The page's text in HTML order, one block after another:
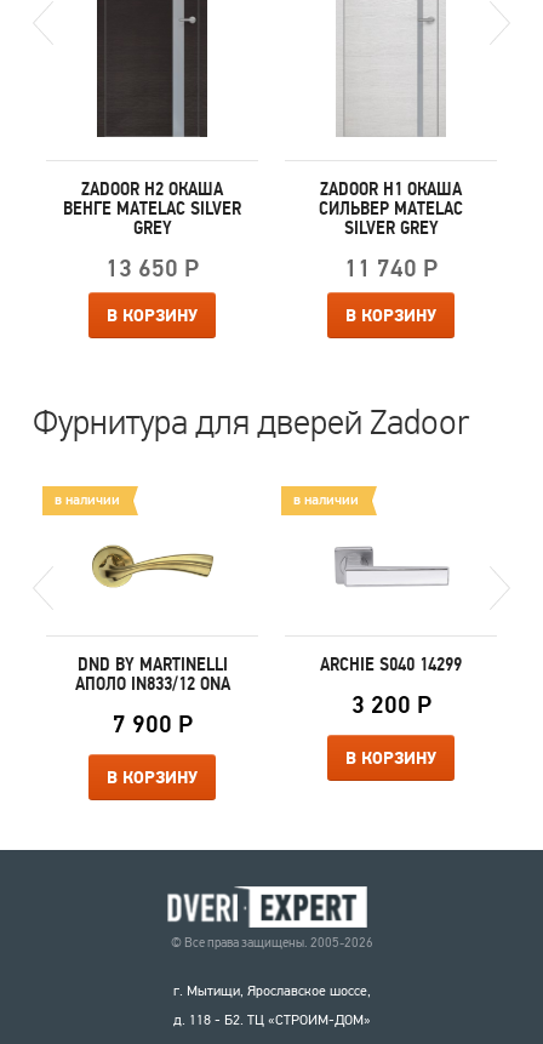
ZADOOR H2 ОКАША
ВЕНГЕ MATELAC SILVER
GREY
13 650 Р
В КОРЗИНУ
ZADOOR H1 ОКАША
СИЛЬВЕР MATELAC
SILVER GREY
11 740 Р
В КОРЗИНУ
Фурнитура для дверей Zadoor
в наличии
DND BY MARTINELLI
АПОЛО IN833/12 ONA
7 900 Р
В КОРЗИНУ
в наличии
ARCHIE S040 14299
3 200 Р
В КОРЗИНУ
© Все права защищены. 2005-2026
г. Мытищи, Ярославское шоссе,
д. 118 - Б2. ТЦ «СТРОИМ-ДОМ»